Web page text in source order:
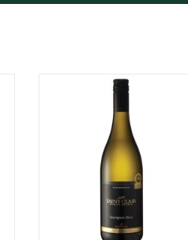
Saint Clair Marlborough Origin
Sauvignon Blanc, Nieuw-Zeeland.
Stuivend fris, smaakvol, mooi fris
en strak droog, met een lange
aangenaam frisse afdronk.
TOEVOEGEN AAN WINKELWAGEN